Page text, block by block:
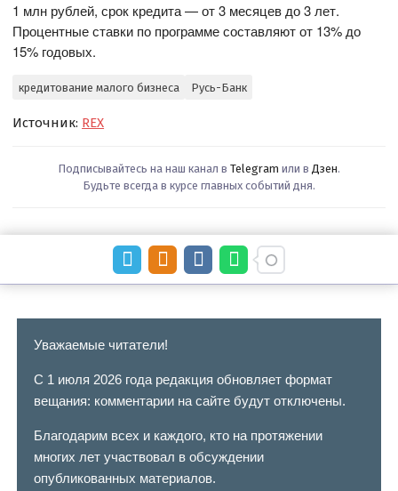
1 млн рублей, срок кредита — от 3 месяцев до 3 лет.
Процентные ставки по программе составляют от 13% до
15% годовых.
кредитование малого бизнеса Русь-Банк
Источник: REX
Подписывайтесь на наш канал в Telegram или в Дзен.
Будьте всегда в курсе главных событий дня.
Уважаемые читатели!
С 1 июля 2026 года редакция обновляет формат
вещания: комментарии на сайте будут отключены.
Благодарим всех и каждого, кто на протяжении
многих лет участвовал в обсуждении
опубликованных материалов.